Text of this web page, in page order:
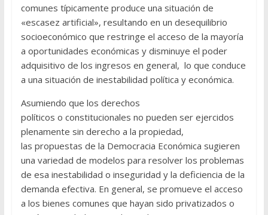
comunes típicamente produce una situación de
«escasez artificial», resultando en un desequilibrio
socioeconómico que restringe el acceso de la mayoría
a oportunidades económicas y disminuye el poder
adquisitivo de los ingresos en general, ​ lo que conduce
a una situación de inestabilidad política y económica.
Asumiendo que los derechos
políticos o constitucionales no pueden ser ejercidos
plenamente sin derecho a la propiedad,
las propuestas de la Democracia Económica sugieren
una variedad de modelos para resolver los problemas
de esa inestabilidad o inseguridad y la deficiencia de la
demanda efectiva. En general, se promueve el acceso
a los bienes comunes que hayan sido privatizados o